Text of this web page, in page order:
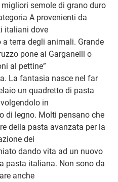
semole di grano duro
A provenienti da
italiani dove
terra degli animali. Grande
pone ai Garganelli o
al pettine”
La fantasia nasce nel far
un quadretto di pasta
in
di legno. Molti pensano che
della pasta avanzata per la
dei
dando vita ad un nuovo
pasta italiana. Non sono da
anche